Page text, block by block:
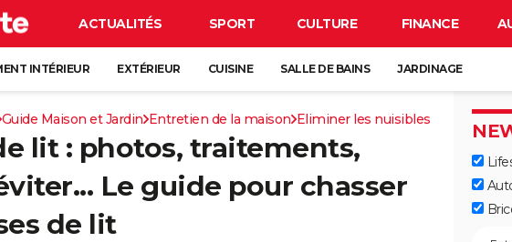
ACTUALITÉS SPORT CULTURE FINANCE
INTÉRIEUR EXTÉRIEUR CUISINE SALLE DE BAINS JARDINAGE
Guide Maison et Jardin Entretien de la maison Eliminer les nuisibles
lit : photos, traitements,
Le guide pour chasser
de lit